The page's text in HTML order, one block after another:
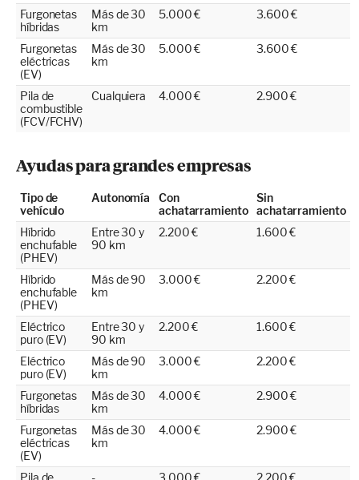
Furgonetas
híbridas
Más de 30
km
5.000 € 3.600 €
Furgonetas
eléctricas
(EV)
Más de 30
km
5.000 € 3.600 €
Pila de
combustible
(FCV/FCHV)
Cualquiera 4.000 € 2.900 €
Ayudas para grandes empresas
Tipo de
vehículo
Autonomía
Con
achatarramiento
Sin
achatarramiento
Híbrido
enchufable
(PHEV)
Entre 30 y
90 km
2.200 € 1.600 €
Híbrido
enchufable
(PHEV)
Más de 90
km
3.000 € 2.200 €
Eléctrico
puro (EV)
Entre 30 y
90 km
2.200 € 1.600 €
Eléctrico
puro (EV)
Más de 90
km
3.000 € 2.200 €
Furgonetas
híbridas
Más de 30
km
4.000 € 2.900 €
Furgonetas
eléctricas
(EV)
Más de 30
km
4.000 € 2.900 €
Pila de
- 3.000 € 2.200 €